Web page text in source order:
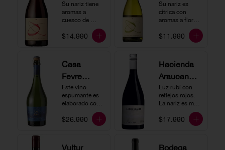
Quino
Pinot Noir
Su nariz tiene
aromas a
cuesco de
frambuesa. En
boca tiene una
es un vino muy
vertical. Ideal
para beberlo
más frío como
acompañado de
$14.990
Quino
Sauvignon
Su nariz es
cítrica con
aromas a flores
blancas y lima.
En boca tiene
vertical y de
persistencia
media. Ideal
para acompañar
con ostras.
$11.990
Casa
Fevre
Quino
Espumant
Este vino
espumante es
elaborado con
tradicional y se
produce a partir
Chardonnay y
$26.990
Hacienda
Araucano-
Lurton
Humo
Gran
Luz rubí con
reflejos rojos.
La nariz es muy
expresiva con
notas de fresa y
rico y redondo
$17.990
Vultur
Bodega